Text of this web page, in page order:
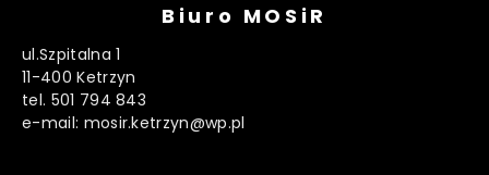
Biuro MOSiR
ul.Szpitalna 1
11-400 Ketrzyn
tel. 501 794 843
e-mail: mosir.ketrzyn@wp.pl